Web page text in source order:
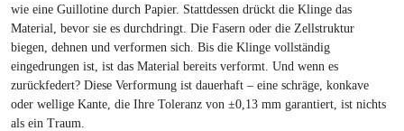
wie eine Guillotine durch Papier. Stattdessen drückt die Klinge das
Material, bevor sie es durchdringt. Die Fasern oder die Zellstruktur
biegen, dehnen und verformen sich. Bis die Klinge vollständig
eingedrungen ist, ist das Material bereits verformt. Und wenn es
zurückfedert? Diese Verformung ist dauerhaft – eine schräge, konkave
oder wellige Kante, die Ihre Toleranz von ±0,13 mm garantiert, ist nichts
als ein Traum.